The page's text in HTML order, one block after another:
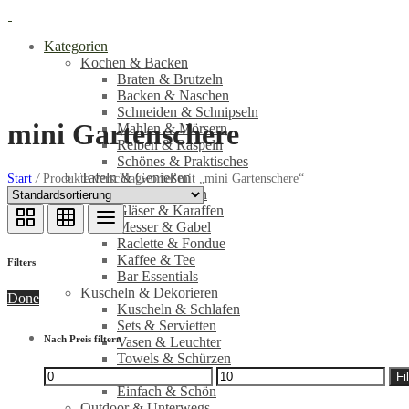
Kategorien
Kochen & Backen
Braten & Brutzeln
Backen & Naschen
Schneiden & Schnipseln
Mahlen & Mörsern
Reiben & Raspeln
Schönes & Praktisches
Tafeln & Genießen
Teller & Tassen
Gläser & Karaffen
Messer & Gabel
Raclette & Fondue
Kaffee & Tee
Bar Essentials
Kuscheln & Dekorieren
Kuscheln & Schlafen
Sets & Servietten
Vasen & Leuchter
Towels & Schürzen
Einfach & Schön
mini Gartenschere
Start /Produkte verschlagwortet mit „mini Gartenschere“
Filters
Done
Nach Preis filtern
Min.
Preis
Max.
Preis